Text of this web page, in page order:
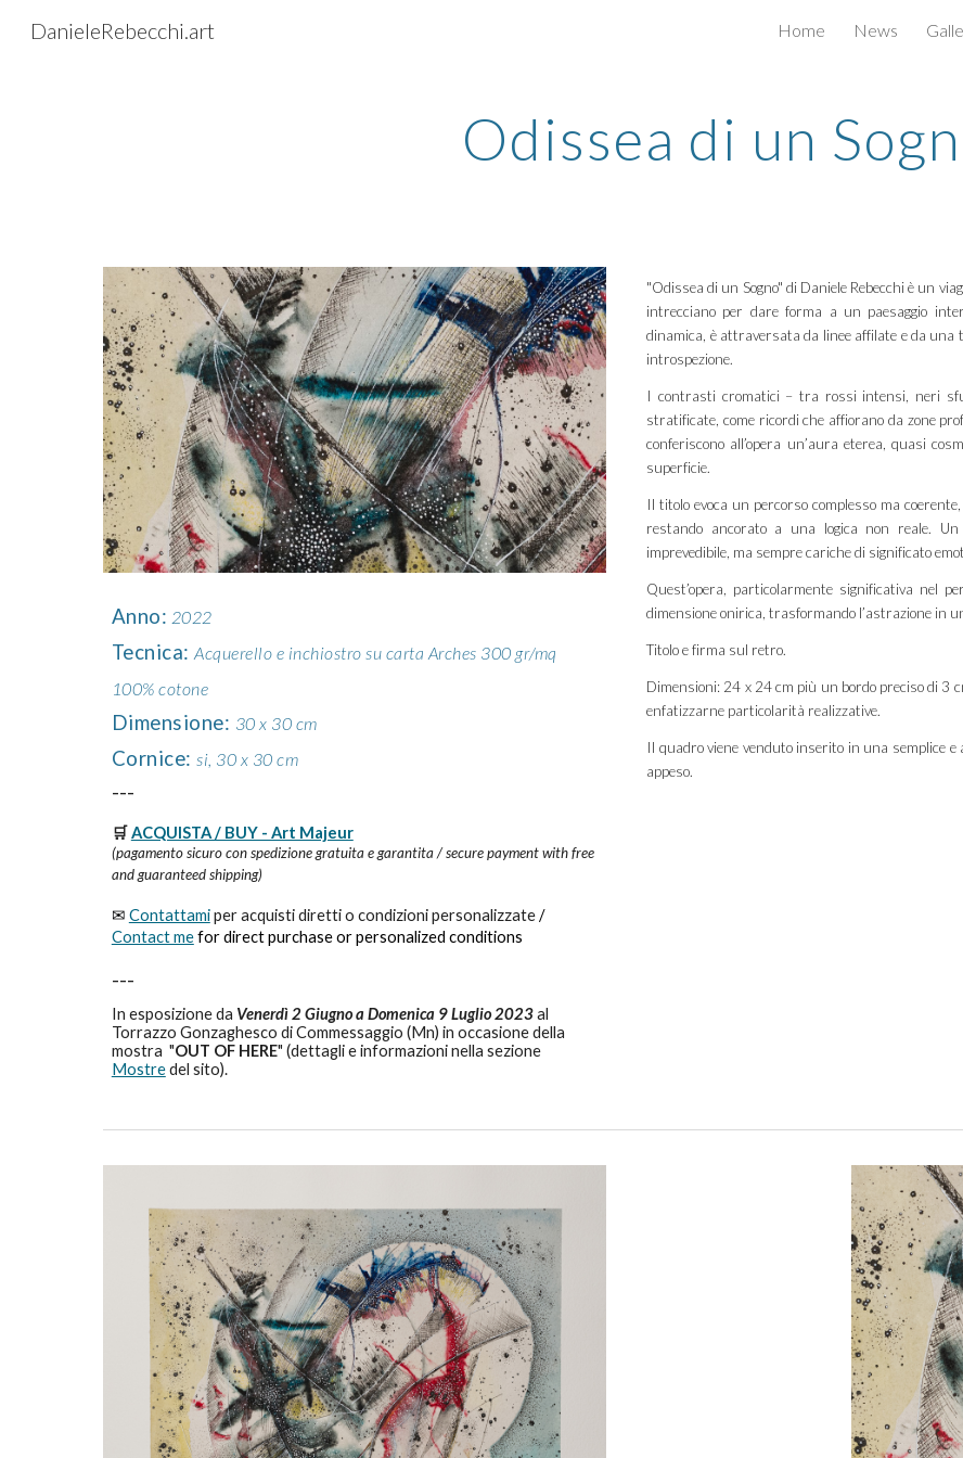
Skip to
DanieleRebecchi.art Home News
Odissea di un
Anno: 2022
Tecnica: Acquerello e inchiostro su carta Arches 300 gr/mq
100% cotone
Dimensione: 30 x 30 cm
Cornice: si, 30 x 30 cm
---
🛒ACQUISTA / BUY - Art Majeur
(pagamento sicuro con spedizione gratuita e garantita / secure payment with free
and guaranteed shipping)
✉ Contattamiper acquisti diretti o condizioni personalizzate/
Contact mefor direct purchase or personalized conditions
---
In esposizioneda Venerdì 2 Giugno a Domenica 9 Luglio 2023al
Torrazzo Gonzaghesco di Commessaggio (Mn) in occasione della
mostra "OUT OF HERE" (dettagli e informazioni nella sezione
Mostredel sito).
"Odissea di un Sogno" di Daniele Rebecchi è un
intrecciano per dare forma a un paesaggio
dinamica, è attraversata da linee affilate e da una
introspezione.
I contrasti cromatici – tra rossi intensi, neri
stratificate, come ricordi che affiorano da zone
conferiscono all’opera un’aura eterea, quasi
superficie.
Il titolo evoca un percorso complesso ma
restando ancorato a una logica non reale.
imprevedibile, ma sempre cariche di significato
Quest’opera, particolarmente significativa nel
dimensione onirica, trasformando l’astrazione in
Titolo e firma sul retro.
Dimensioni: 24 x 24 cm più un bordo preciso di 3
enfatizzarne particolarità realizzative.
Il quadro viene venduto inserito in una semplice
appeso.